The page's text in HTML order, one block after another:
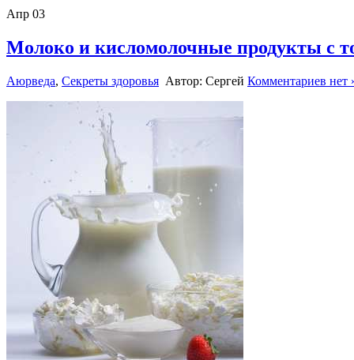
Апр 03
Молоко и кисломолочные продукты с
Аюрведа, Секреты здоровья Автор: Сергей Комментариев нет